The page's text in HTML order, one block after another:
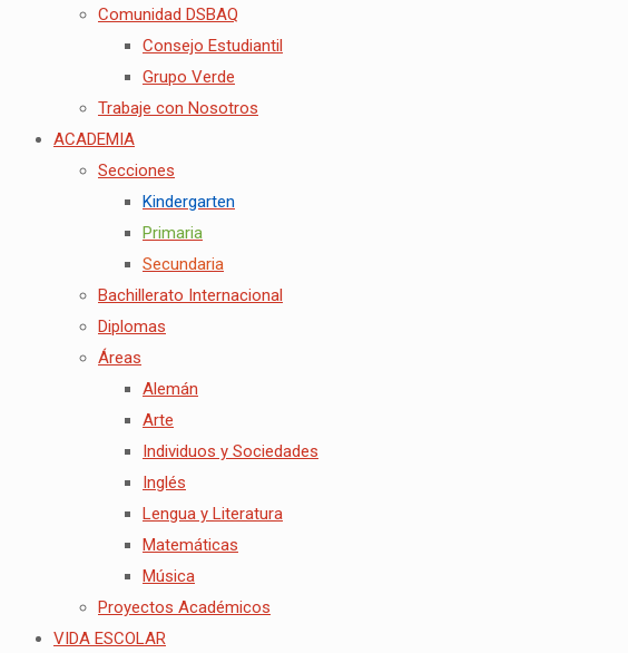
Comunidad DSBAQ
Consejo Estudiantil
Grupo Verde
Trabaje con Nosotros
ACADEMIA
Secciones
Kindergarten
Primaria
Secundaria
Bachillerato Internacional
Diplomas
Áreas
Alemán
Arte
Individuos y Sociedades
Inglés
Lengua y Literatura
Matemáticas
Música
Proyectos Académicos
VIDA ESCOLAR